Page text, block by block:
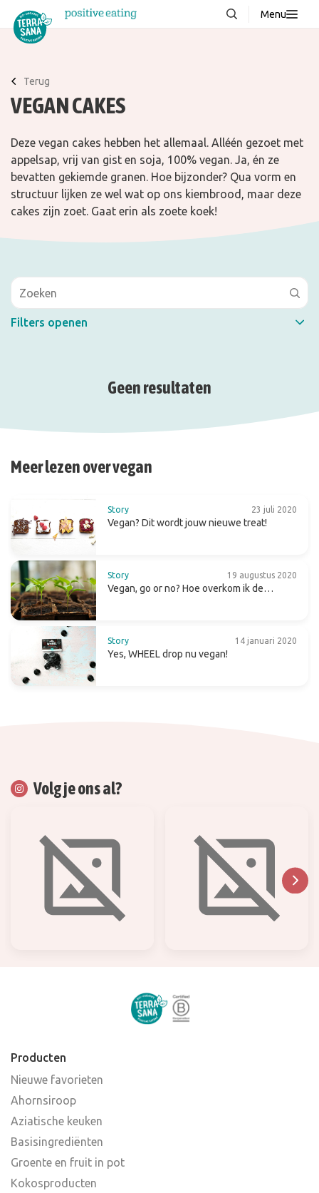
Menu
Over ons
Stories
Recepten
Terug
VEGAN CAKES
Deze vegan cakes hebben het allemaal. Alléén gezoet met
appelsap, vrij van gist en soja, 100% vegan. Ja, én ze
bevatten gekiemde granen. Hoe bijzonder? Qua vorm en
structuur lijken ze wel wat op ons kiembrood, maar deze
cakes zijn zoet. Gaat erin als zoete koek!
Filters openen
Geen resultaten
Meer lezen over vegan
Story 23 juli 2020
Vegan? Dit wordt jouw nieuwe treat!
Story 19 augustus 2020
Vegan, go or no? Hoe overkom ik de
Story 14 januari 2020
Yes, WHEEL drop nu vegan!
Volg je ons al?
Producten
Nieuwe favorieten
Ahornsiroop
Aziatische keuken
Basisingrediënten
Groente en fruit in pot
Kokosproducten